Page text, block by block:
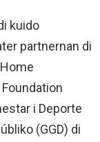
kuido
partnernan di
i Deporte
(GGD) di